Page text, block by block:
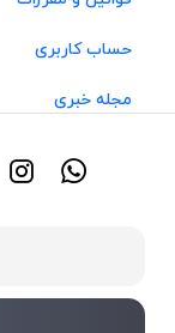
حساب کاربری
مجله خبری